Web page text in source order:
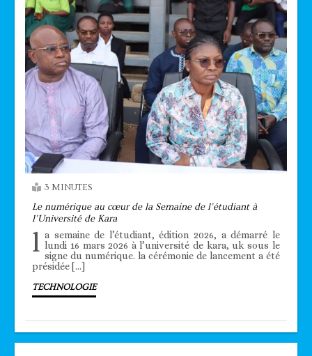
3 MINUTES
Le numérique au cœur de la Semaine de l’étudiant à
l’Université de Kara
l a semaine de l’étudiant, édition 2026, a démarré le
lundi 16 mars 2026 à l’université de kara, uk sous le
signe du numérique. la cérémonie de lancement a été
présidée […]
TECHNOLOGIE